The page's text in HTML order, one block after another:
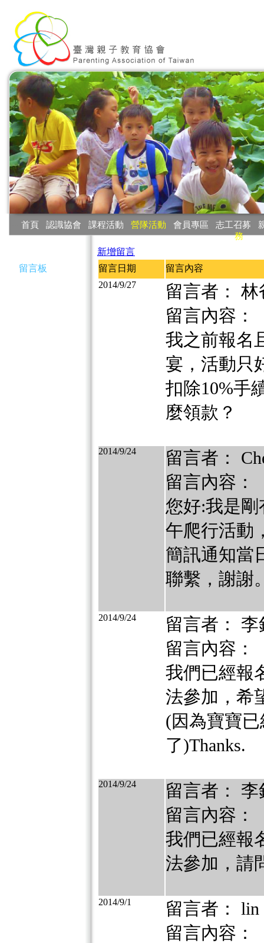
首頁 認識協會 課程活動 營隊活動 會員專區 志工召募
務
留言板
新增留言
留言日期
留言內容
2014/9/27
留言者： 林
留言內容：
我之前報名
宴，活動只
扣除10%手
麼領款？
2014/9/24
留言者：
留言內容：
您好:我是剛
午爬行活動
簡訊通知當
聯繫，謝謝
2014/9/24
留言者： 李
留言內容：
我們已經報
法參加，希
(因為寶寶
了)Thanks.
2014/9/24
留言者： 李
留言內容：
我們已經報
法參加，請
2014/9/1
留言者： lin
留言內容：